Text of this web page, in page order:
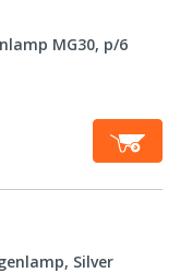
MG30, p/6
Silver